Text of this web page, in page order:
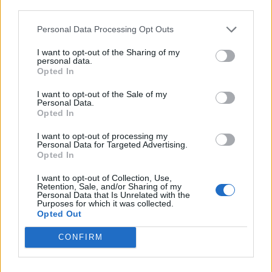
Personal Data Processing Opt Outs
I want to opt-out of the Sharing of my
personal data.
Opted In
I want to opt-out of the Sale of my
Personal Data.
Opted In
I want to opt-out of processing my
Personal Data for Targeted Advertising.
Opted In
I want to opt-out of Collection, Use,
Retention, Sale, and/or Sharing of my
Personal Data that Is Unrelated with the
Purposes for which it was collected.
Opted Out
CONFIRM
correspondiente al Departamento de Cartografía y
diecinueve mil ochocientas setenta y dos pesetas
107-17-10-2000-18:
presupuestaria de la Unidad de Gasto 229
correspondiente al Departamento de Análisis
Económico Aplicado por un valor de ciento setenta y
una mil ochocientas veintitres pesetas (1.032,68€).
107-17-10-2000-19:
presupuestaria de la Unidad de Gasto 175
correspondiente a la Facultad de Geografía e
Historia por un valor de ciento cincuenta y nueve mil
ciento veintitres pesetas (956,35€).
107-17-10-2000-20:
Se acordó aprobar la propuesta de modificación